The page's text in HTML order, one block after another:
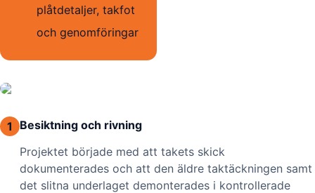
plåtdetaljer, takfot
och genomföringar
1
Besiktning och rivning
Projektet började med att takets skick
dokumenterades och att den äldre taktäckningen samt
det slitna underlaget demonterades i kontrollerade